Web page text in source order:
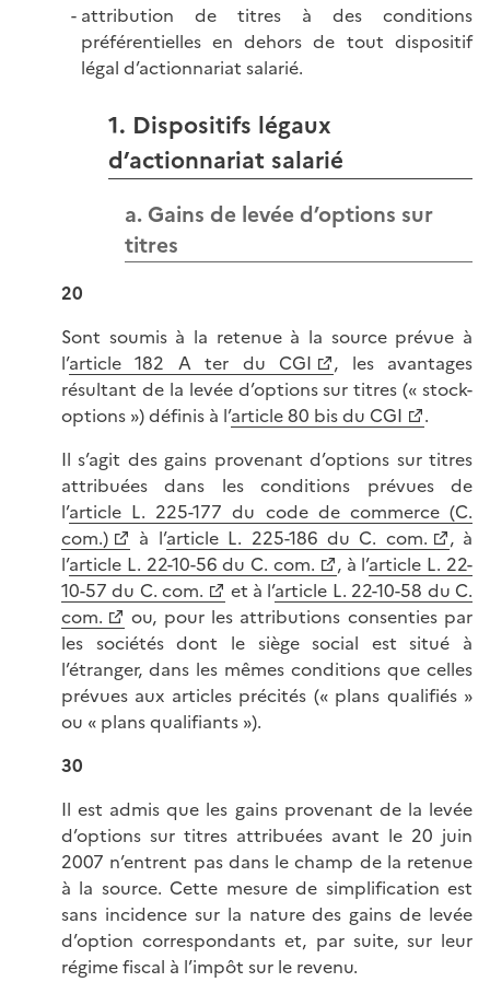
attribution de titres à des conditions
préférentielles en dehors de tout dispositif
légal d’actionnariat salarié.
1. Dispositifs légaux
d’actionnariat salarié
a. Gains de levée d’options sur
titres
20
Sont soumis à la retenue à la source prévue à
l’article 182 A ter du CGI
, les avantages
résultant de la levée d’options sur titres (« stock-
options ») définis à l’article 80 bis du CGI
.
Il s’agit des gains provenant d’options sur titres
attribuées dans les conditions prévues de
l’article L. 225-177 du code de commerce (C.
com.)
à l’article L. 225-186 du C. com.
, à
l’article L. 22-10-56 du C. com. , à l’article L. 22-
10-57 du C. com.
et à l’article L. 22-10-58 du C.
com.
ou, pour les attributions consenties par
les sociétés dont le siège social est situé à
l’étranger, dans les mêmes conditions que celles
prévues aux articles précités (« plans qualifiés »
ou « plans qualifiants »).
30
Il est admis que les gains provenant de la levée
d’options sur titres attribuées avant le 20 juin
2007 n’entrent pas dans le champ de la retenue
à la source. Cette mesure de simplification est
sans incidence sur la nature des gains de levée
d’option correspondants et, par suite, sur leur
régime fiscal à l’impôt sur le revenu.